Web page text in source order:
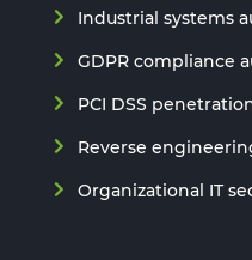
Industrial systems
GDPR compliance
PCI DSS
Reverse
Organizational IT